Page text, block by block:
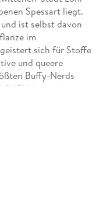
Spessart liegt.
ist selbst davon
im
sich für Stoffe
und queere
Buffy-Nerds
bezeichnet es